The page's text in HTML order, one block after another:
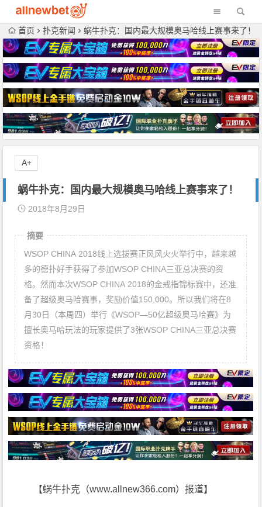
首页 扑克新闻 蜗牛扑克：国内最大规模奥马哈线上赛事来了！
蜗牛扑克：国内最大规模奥马哈线上赛事来了！
2018年8月29日
摘要
WSOP CHINA 2018线上选拔赛正风风火火举行中，越来越
多的德扑好手获得了参加WSOP CHINA三亚总决赛的资
格。然而本次WSOP CHINA 2018的金戒指锦标赛中，还准
备了超级奥马哈赛事，奖励价值150,000。所以我们将在8
月30日（本周四）举行《WSOP—50亿超级奥马哈赛》为
擅长奥马哈玩法的玩家提供了3张WSOP CHINA三亚总决赛
资格！
【蜗牛扑克（www.allnew366.com）报道】
A+